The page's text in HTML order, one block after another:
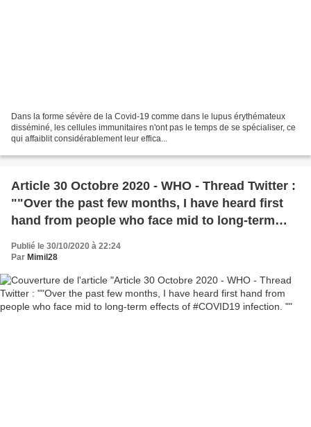
Dans la forme sévère de la Covid-19 comme dans le lupus érythémateux
disséminé, les cellules immunitaires n'ont pas le temps de se spécialiser, ce
qui affaiblit considérablement leur effica...
Article 30 Octobre 2020 - WHO - Thread Twitter :
""Over the past few months, I have heard first
hand from people who face mid to long-term
Publié le 30/10/2020 à 22:24
Par Mimil28